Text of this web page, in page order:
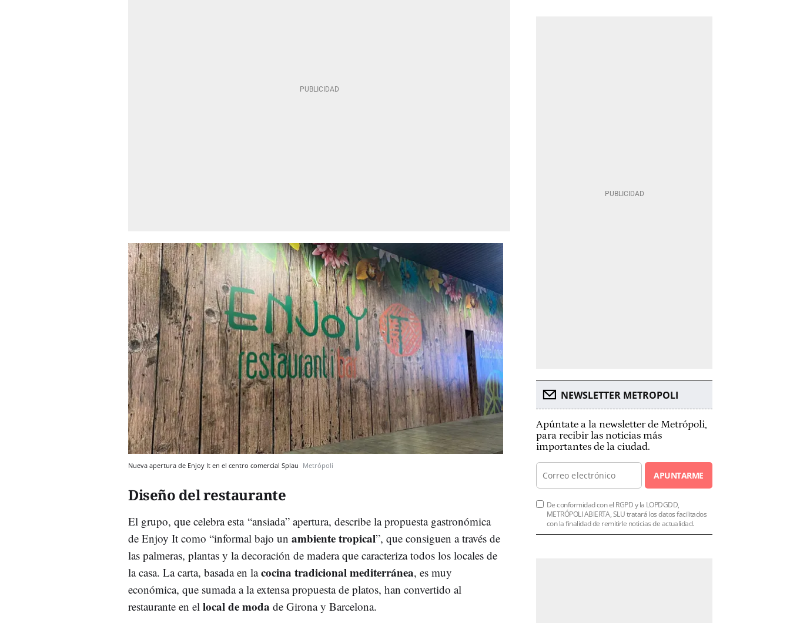
Nueva apertura de Enjoy It en el centro comercial Splau Metrópoli
Diseño del restaurante
El grupo, que celebra esta “ansiada” apertura, describe la propuesta gastronómica
de Enjoy It como “informal bajo un ambiente tropical”, que consiguen a través de
las palmeras, plantas y la decoración de madera que caracteriza todos los locales de
la casa. La carta, basada en lacocina tradicional mediterránea, es muy
económica, que sumada a la extensa propuesta de platos, han convertido al
restaurante en el local de moda de Girona y Barcelona.
NEWSLETTER METROPOLI
Apúntate a la newsletter de Metrópoli,
para recibir las noticias más
importantes de la ciudad.
APUNTARME
De conformidad con el RGPD y la LOPDGDD,
METRÓPOLI ABIERTA, SLU tratará los datos facilitados
con la finalidad de remitirle noticias de actualidad.